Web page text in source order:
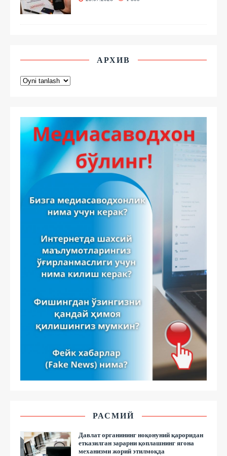
АРХИВ
РАСМИЙ
Давлат органининг ноқонуний қароридан
етказилган зарарни қоплашнинг ягона
механизми жорий этилмоқда